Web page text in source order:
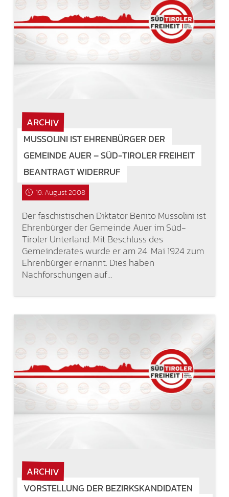
ARCHIV
MUSSOLINI IST EHRENBÜRGER DER
GEMEINDE AUER – SÜD-TIROLER FREIHEIT
BEANTRAGT WIDERRUF
19. August 2008
Der faschistischen Diktator Benito Mussolini ist
Ehrenbürger der Gemeinde Auer im Süd-
Tiroler Unterland. Mit Beschluss des
Gemeinderates wurde er am 24. Mai 1924 zum
Ehrenbürger ernannt. Dies haben
Nachforschungen auf…
ARCHIV
VORSTELLUNG DER BEZIRKSKANDIDATEN